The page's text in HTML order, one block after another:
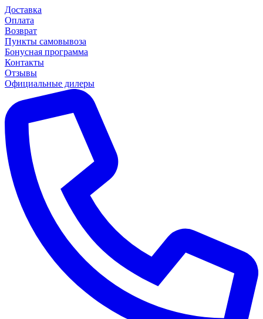
Доставка
Оплата
Возврат
Пункты самовывоза
Бонусная программа
Контакты
Отзывы
Официальные дилеры